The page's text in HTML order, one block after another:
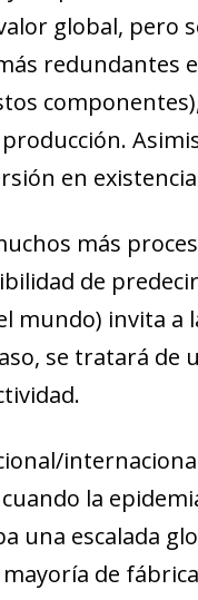
global, pero
redundantes
en
más
de
mundo) invita
se tratará de
la
una escalada
de